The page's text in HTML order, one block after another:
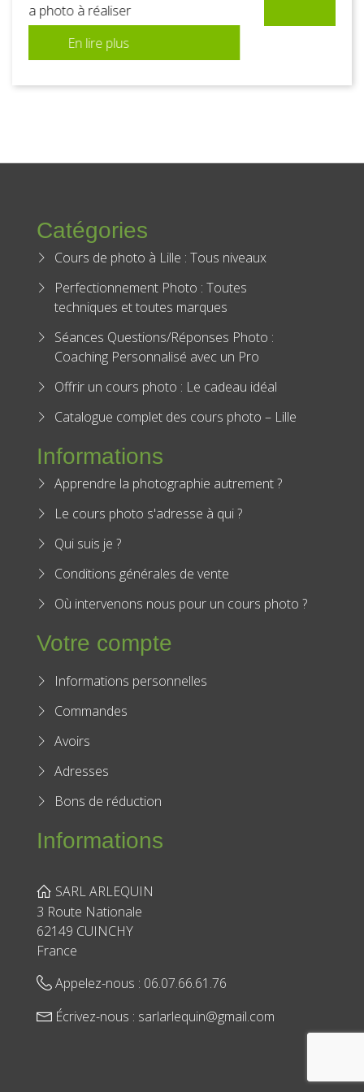
Cours de photo à Lille : Tous niveaux
Perfectionnement Photo : Toutes
Séances Questions/Réponses Photo :
Offrir un cours photo : Le cadeau idéal
Catalogue complet des cours photo – Lille
Informations
Apprendre la photographie autrement ?
Le cours photo s'adresse à qui ?
Qui suis je ?
Conditions générales de vente
Où intervenons nous pour un cours photo ?
Votre compte
Informations personnelles
Commandes
Avoirs
Adresses
Bons de réduction
Informations
62149 CUINCHY
France
Appelez-nous :
Écrivez-nous : sarlarlequin@gmail.com